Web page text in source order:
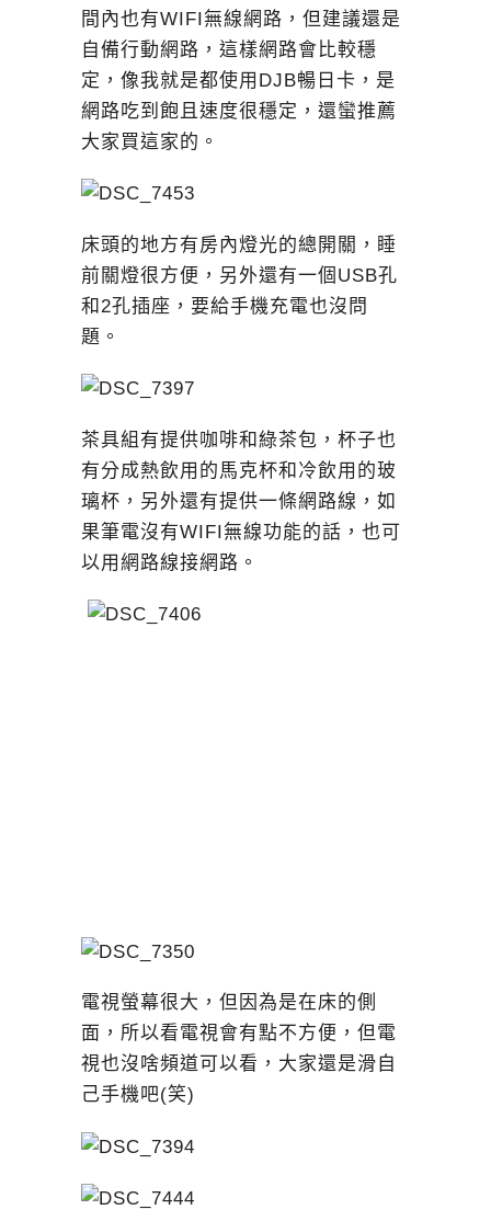
間內也有WIFI無線網路，但建議還是
自備行動網路，這樣網路會比較穩
定，像我就是都使用DJB暢日卡，是
網路吃到飽且速度很穩定，還蠻推薦
大家買這家的。
床頭的地方有房內燈光的總開關，睡
前關燈很方便，另外還有一個USB孔
和2孔插座，要給手機充電也沒問
題。
茶具組有提供咖啡和綠茶包，杯子也
有分成熱飲用的馬克杯和冷飲用的玻
璃杯，另外還有提供一條網路線，如
果筆電沒有WIFI無線功能的話，也可
以用網路線接網路。
電視螢幕很大，但因為是在床的側
面，所以看電視會有點不方便，但電
視也沒啥頻道可以看，大家還是滑自
己手機吧(笑)